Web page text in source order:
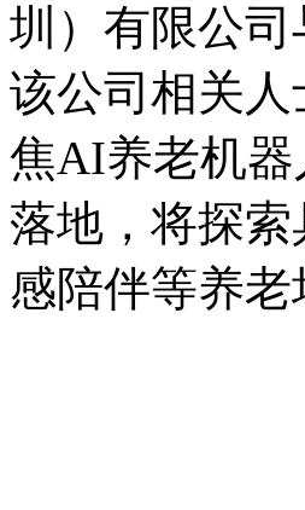
圳）有限公
该公司相关
焦AI养老机
落地，将探
感陪伴等养